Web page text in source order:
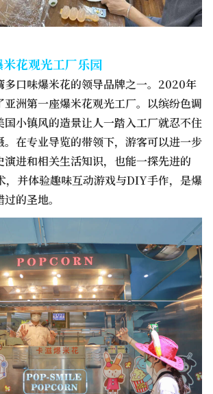
米花观光工厂乐园
多口味爆米花的领导品牌之一。2020年
亚洲第一座爆米花观光工厂。以缤纷色调
小镇风的造景让人一踏入工厂就忍不住
。在专业导览的带领下，游客可以进一步
进和相关生活知识，也能一探先进的
，并体验趣味互动游戏与DIY手作，是爆
的圣地。